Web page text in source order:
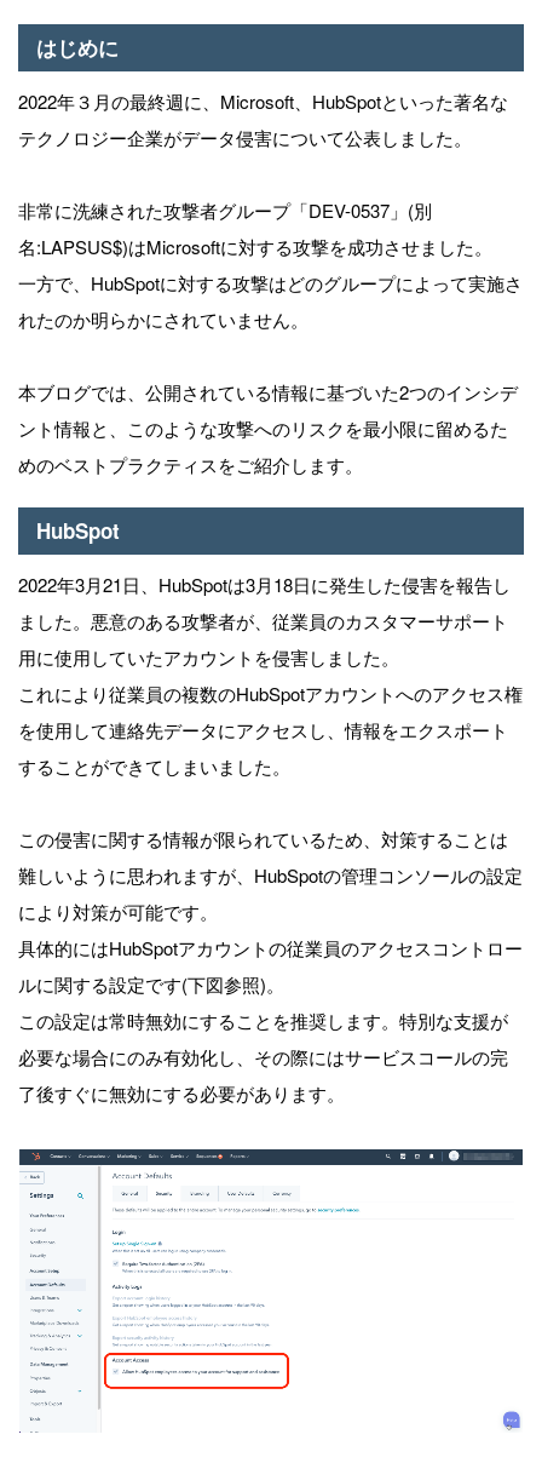
はじめに
2022年３月の最終週に、Microsoft、HubSpotといった著名な
テクノロジー企業がデータ侵害について公表しました。
非常に洗練された攻撃者グループ「DEV-0537」(別
名:LAPSUS$)はMicrosoftに対する攻撃を成功させました。
一方で、HubSpotに対する攻撃はどのグループによって実施さ
れたのか明らかにされていません。
本ブログでは、公開されている情報に基づいた2つのインシデ
ント情報と、このような攻撃へのリスクを最小限に留めるた
めのベストプラクティスをご紹介します。
HubSpot
2022年3月21日、HubSpotは3月18日に発生した侵害を報告し
ました。悪意のある攻撃者が、従業員のカスタマーサポート
用に使用していたアカウントを侵害しました。
これにより従業員の複数のHubSpotアカウントへのアクセス権
を使用して連絡先データにアクセスし、情報をエクスポート
することができてしまいました。
この侵害に関する情報が限られているため、対策することは
難しいように思われますが、HubSpotの管理コンソールの設定
により対策が可能です。
具体的にはHubSpotアカウントの従業員のアクセスコントロー
ルに関する設定です(下図参照)。
この設定は常時無効にすることを推奨します。特別な支援が
必要な場合にのみ有効化し、その際にはサービスコールの完
了後すぐに無効にする必要があります。